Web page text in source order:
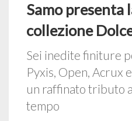
Samo presenta
collezione
Sei inedite finiture
Pyxis, Open, Acrux
un raffinato tributo
tempo